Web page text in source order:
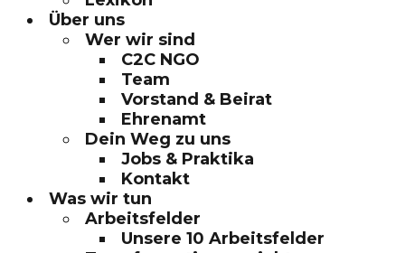
Über uns
Wer wir sind
C2C NGO
Team
Vorstand & Beirat
Ehrenamt
Dein Weg zu uns
Jobs & Praktika
Kontakt
Was wir tun
Arbeitsfelder
Unsere 10 Arbeitsfelder